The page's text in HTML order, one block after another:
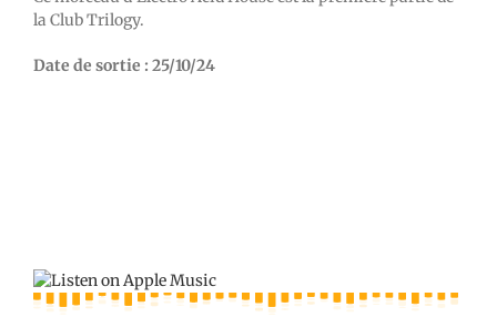
la Club Trilogy.
Date de sortie : 25/10/24